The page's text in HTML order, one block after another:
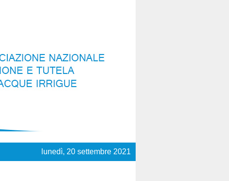
lunedì, 20 settembre 2021